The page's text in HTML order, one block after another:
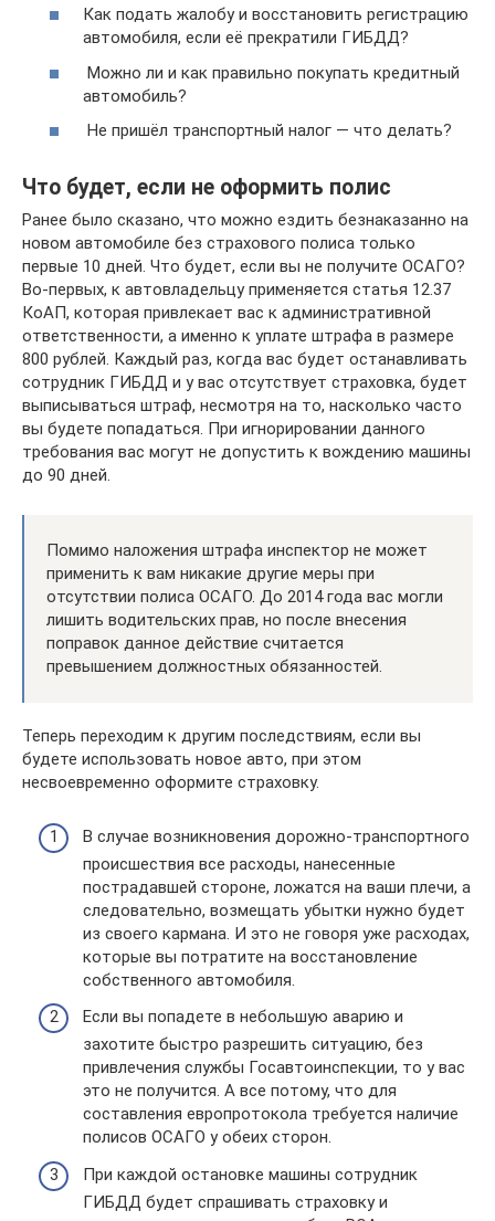
Как подать жалобу и восстановить регистрацию
автомобиля, если её прекратили ГИБДД?
Можно ли и как правильно покупать кредитный
автомобиль?
Не пришёл транспортный налог — что делать?
Что будет, если не оформить полис
Ранее было сказано, что можно ездить безнаказанно на
новом автомобиле без страхового полиса только
первые 10 дней. Что будет, если вы не получите ОСАГО?
Во-первых, к автовладельцу применяется статья 12.37
КоАП, которая привлекает вас к административной
ответственности, а именно к уплате штрафа в размере
800 рублей. Каждый раз, когда вас будет останавливать
сотрудник ГИБДД и у вас отсутствует страховка, будет
выписываться штраф, несмотря на то, насколько часто
вы будете попадаться. При игнорировании данного
требования вас могут не допустить к вождению машины
до 90 дней.
Помимо наложения штрафа инспектор не может
применить к вам никакие другие меры при
отсутствии полиса ОСАГО. До 2014 года вас могли
лишить водительских прав, но после внесения
поправок данное действие считается
превышением должностных обязанностей.
Теперь переходим к другим последствиям, если вы
будете использовать новое авто, при этом
несвоевременно оформите страховку.
В случае возникновения дорожно-транспортного
происшествия все расходы, нанесенные
пострадавшей стороне, ложатся на ваши плечи, а
следовательно, возмещать убытки нужно будет
из своего кармана. И это не говоря уже расходах,
которые вы потратите на восстановление
собственного автомобиля.
Если вы попадете в небольшую аварию и
захотите быстро разрешить ситуацию, без
привлечения службы Госавтоинспекции, то у вас
это не получится. А все потому, что для
составления европротокола требуется наличие
полисов ОСАГО у обеих сторон.
При каждой остановке машины сотрудник
ГИБДД будет спрашивать страховку и